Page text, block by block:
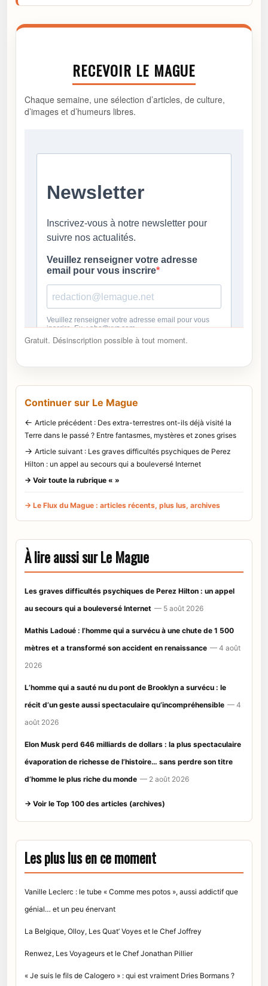
RECEVOIR LE MAGUE
Chaque semaine, une sélection d’articles, de culture,
d’images et d’humeurs libres.
Gratuit. Désinscription possible à tout moment.
Continuer sur Le Mague
← Article précédent : Des extra-terrestres ont-ils déjà visité la
Terre dans le passé ? Entre fantasmes, mystères et zones grises
→ Article suivant : Les graves difficultés psychiques de Perez
Hilton : un appel au secours qui a bouleversé Internet
→ Voir toute la rubrique « »
→ Le Flux du Mague : articles récents, plus lus, archives
À lire aussi sur Le Mague
Les graves difficultés psychiques de Perez Hilton : un appel
au secours qui a bouleversé Internet — 5 août 2026
Mathis Ladoué : l’homme qui a survécu à une chute de 1 500
mètres et a transformé son accident en renaissance — 4 août
2026
L’homme qui a sauté nu du pont de Brooklyn a survécu : le
récit d’un geste aussi spectaculaire qu’incompréhensible — 4
août 2026
Elon Musk perd 646 milliards de dollars : la plus spectaculaire
évaporation de richesse de l’histoire… sans perdre son titre
d’homme le plus riche du monde — 2 août 2026
→ Voir le Top 100 des articles (archives)
Les plus lus en ce moment
Vanille Leclerc : le tube « Comme mes potos », aussi addictif que
génial… et un peu énervant
La Belgique, Olloy, Les Quat’ Voyes et le Chef Joffrey
Renwez, Les Voyageurs et le Chef Jonathan Pillier
« Je suis le fils de Calogero » : qui est vraiment Dries Bormans ?